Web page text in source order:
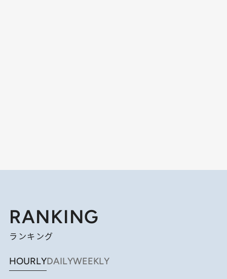
RANKING
ランキング
HOURLYDAILYWEEKLY